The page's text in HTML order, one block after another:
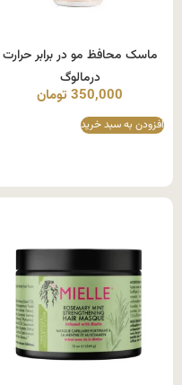
ماسک محافظ مو در برابر حرارت
درمالوگ
350,000 تومان
افزودن به سبد خرید